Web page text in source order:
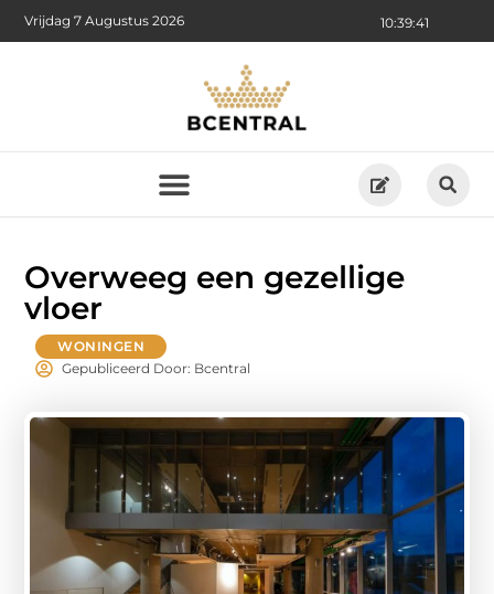
10:39:43
Vrijdag 7 Augustus 2026
Overweeg een gezellige
vloer
WONINGEN
Gepubliceerd Door: Bcentral